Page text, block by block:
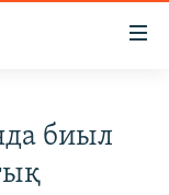
биыл